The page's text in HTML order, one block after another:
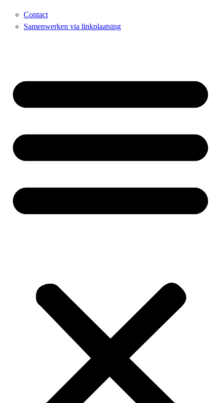
Contact
Samenwerken via linkplaatsing